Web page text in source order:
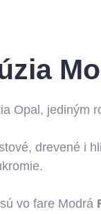
Opal, jediným
drevené i
vo fare Modrá